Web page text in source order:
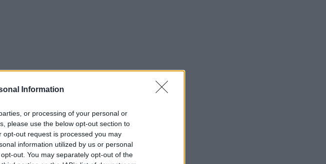
Information
or processing of your personal or
please use the below opt-out section to
out request is processed you may
information utilized by us or personal
out. You may separately opt-out of the